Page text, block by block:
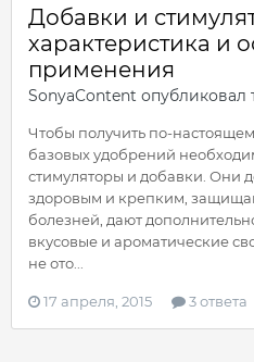
Добавки и
характеристика и
применения
SonyaContent опубликовал
Чтобы получить по-
базовых удобрений
стимуляторы и добавки. Они
здоровым и крепким,
болезней, дают
вкусовые и ароматические
не ото...
17 апреля, 2015 3 ответа